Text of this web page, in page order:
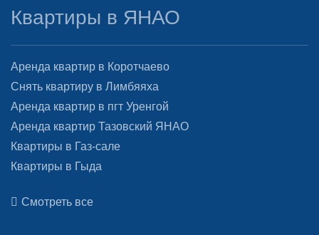
Квартиры в ЯНАО
Аренда квартир в Коротчаево
Снять квартиру в Лимбяяха
Аренда квартир в пгт Уренгой
Аренда квартир Тазовский ЯНАО
Квартиры в Газ-сале
Квартиры в Гыда
Смотреть все